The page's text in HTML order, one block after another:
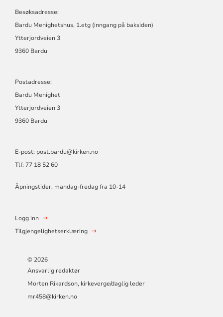
Besøksadresse:
Bardu Menighetshus, 1.etg (inngang på baksiden)
Ytterjordveien 3
9360 Bardu
Postadresse:
Bardu Menighet
Ytterjordveien 3
9360 Bardu
E-post: post.bardu@kirken.no
Tlf: 77 18 52 60
Åpningstider, mandag-fredag fra 10-14
Logg inn
Tilgjengelighetserklæring
© 2026
Ansvarlig redaktør
Morten Rikardson, kirkeverge/daglig leder
mr458@kirken.no